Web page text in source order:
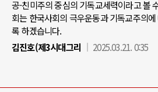
공-친미주의 중심의 기독교세력이라고 볼
회는 한국사회의 극우운동과 기독교주의
록 하겠습니다.
김진호(제3시대그리
2025.03.21. 0:35